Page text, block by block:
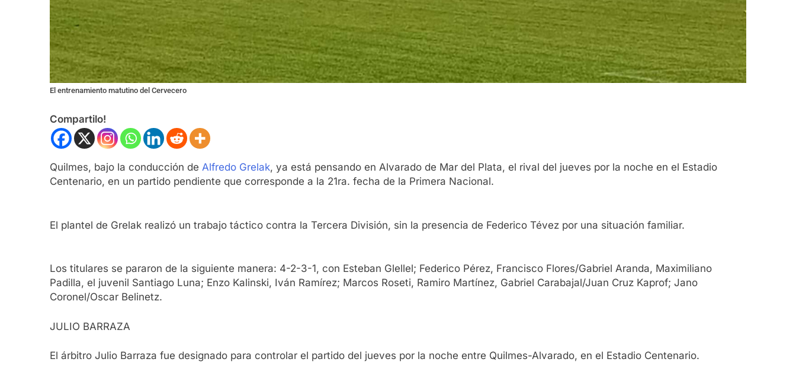
El entrenamiento matutino del Cervecero
Compartilo!
Quilmes, bajo la conducción de Alfredo Grelak, ya está pensando en Alvarado de Mar del Plata, el rival del jueves por la noche en el Estadio
Centenario, en un partido pendiente que corresponde a la 21ra. fecha de la Primera Nacional.
El plantel de Grelak realizó un trabajo táctico contra la Tercera División, sin la presencia de Federico Tévez por una situación familiar.
Los titulares se pararon de la siguiente manera: 4-2-3-1, con Esteban Glellel; Federico Pérez, Francisco Flores/Gabriel Aranda, Maximiliano
Padilla, el juvenil Santiago Luna; Enzo Kalinski, Iván Ramírez; Marcos Roseti, Ramiro Martínez, Gabriel Carabajal/Juan Cruz Kaprof; Jano
Coronel/Oscar Belinetz.
JULIO BARRAZA
El árbitro Julio Barraza fue designado para controlar el partido del jueves por la noche entre Quilmes-Alvarado, en el Estadio Centenario.